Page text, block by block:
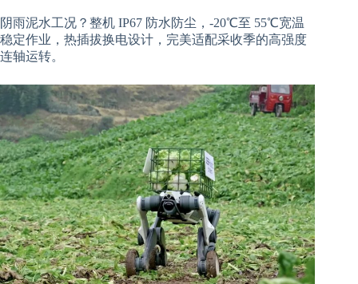
阴雨泥水工况？整机 IP67 防水防尘，-20℃至 55℃宽温
稳定作业，热插拔换电设计，完美适配采收季的高强度
连轴运转。